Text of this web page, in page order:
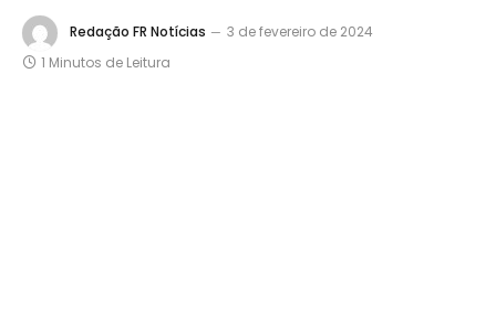
Redação FR Notícias
3 de fevereiro de 2024
1 Minutos de Leitura